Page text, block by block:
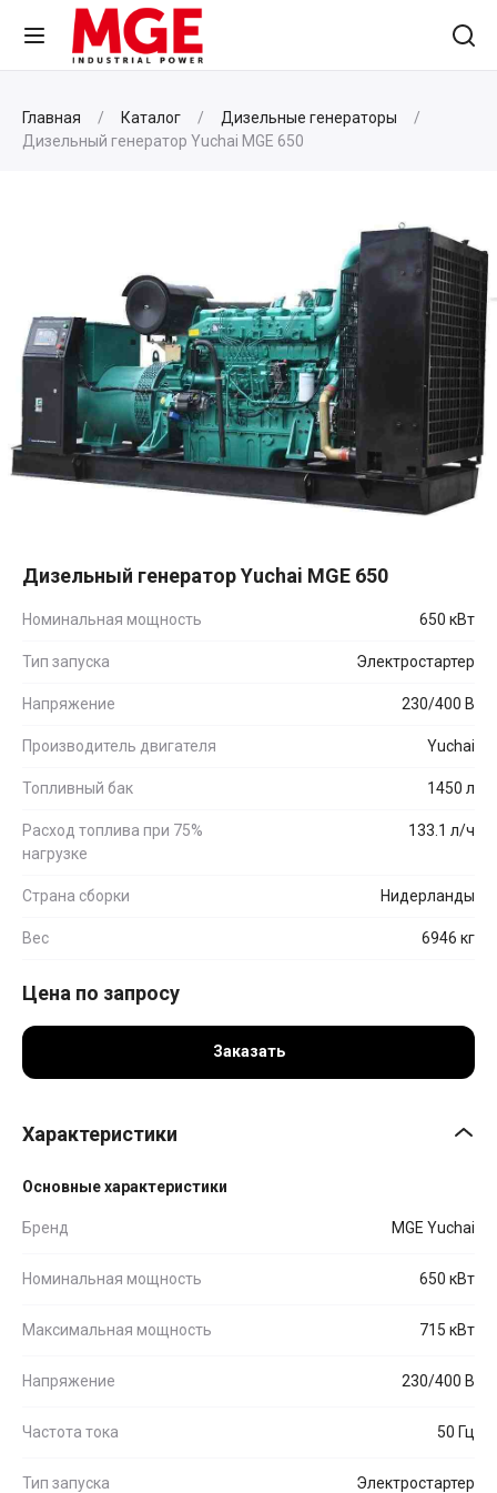
Главная Каталог
Дизельные генераторы
Дизельный генератор Yuchai MGE 650
Дизельный генератор Yuchai MGE 650
Номинальная мощность 650 кВт
Тип запуска Электростартер
Напряжение 230/400 В
Производитель двигателя Yuchai
Топливный бак 1450 л
Расход топлива при 75%
нагрузке
133.1 л/ч
Страна сборки Нидерланды
Вес 6946 кг
Цена по запросу
Заказать
Характеристики
Основные характеристики
Бренд MGE Yuchai
Номинальная мощность 650 кВт
Максимальная мощность 715 кВт
Напряжение 230/400 В
Частота тока 50 Гц
Тип запуска Электростартер